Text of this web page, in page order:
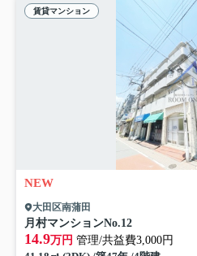
賃貸マンション
NEW
大田区南蒲田
月村マンションNo.12
14.9万円 管理/共益費3,000円